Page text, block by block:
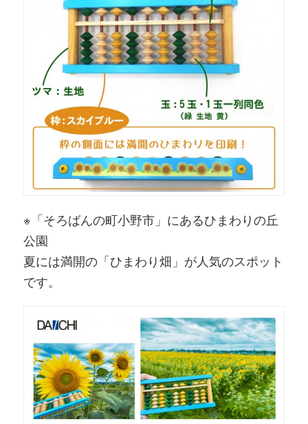
※「そろばんの町小野市」にあるひまわりの丘
公園
夏には満開の「ひまわり畑」が人気のスポット
です。